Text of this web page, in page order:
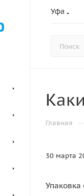
Уфа
Главная —
30 марта
Упаковка